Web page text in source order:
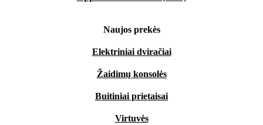
Naujos prekės
Elektriniai dviračiai
Žaidimų konsolės
Buitiniai prietaisai
Virtuvės